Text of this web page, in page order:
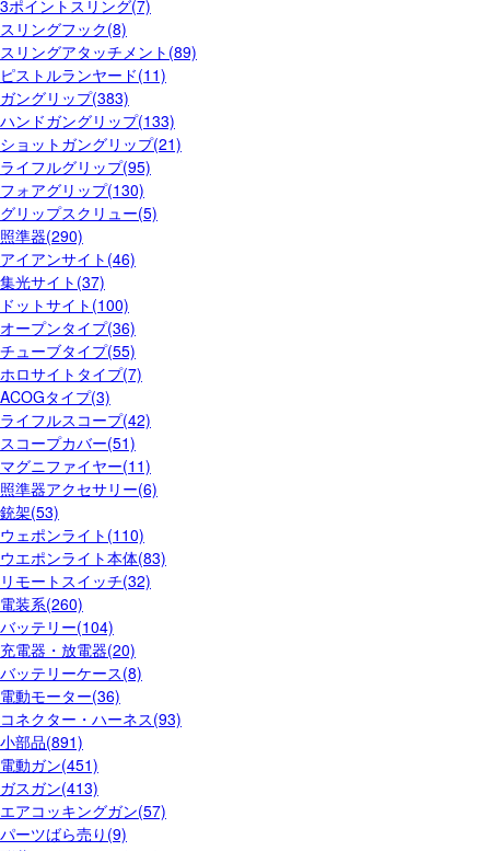
3ポイントスリング(7)
スリングフック(8)
スリングアタッチメント(89)
ピストルランヤード(11)
ガングリップ(383)
ハンドガングリップ(133)
ショットガングリップ(21)
ライフルグリップ(95)
フォアグリップ(130)
グリップスクリュー(5)
照準器(290)
アイアンサイト(46)
集光サイト(37)
ドットサイト(100)
オープンタイプ(36)
チューブタイプ(55)
ホロサイトタイプ(7)
ACOGタイプ(3)
ライフルスコープ(42)
スコープカバー(51)
マグニファイヤー(11)
照準器アクセサリー(6)
銃架(53)
ウェポンライト(110)
ウエポンライト本体(83)
リモートスイッチ(32)
電装系(260)
バッテリー(104)
充電器・放電器(20)
バッテリーケース(8)
電動モーター(36)
コネクター・ハーネス(93)
小部品(891)
電動ガン(451)
ガスガン(413)
エアコッキングガン(57)
パーツばら売り(9)